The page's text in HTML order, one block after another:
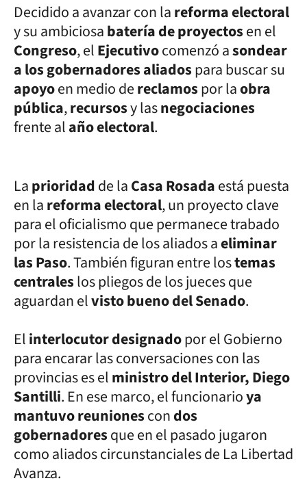
Decidido a avanzar con lareforma electoral
y su ambiciosabatería de proyectosen el
Congreso, elEjecutivocomenzó asondear
a los gobernadores aliadospara buscar su
apoyoen medio dereclamospor laobra
pública,recursosy lasnegociaciones
frente alaño electoral.
Laprioridadde laCasa Rosadaestá puesta
en lareforma electoral, un proyecto clave
para el oficialismo que permanece trabado
por la resistencia de los aliados aeliminar
las Paso. También figuran entre lostemas
centraleslos pliegos de los jueces que
aguardan elvisto bueno del Senado.
Elinterlocutor designadopor el Gobierno
para encarar las conversaciones con las
provincias es elministro del Interior, Diego
Santilli. En ese marco, el funcionarioya
mantuvo reunionescondos
gobernadoresque en el pasado jugaron
como aliados circunstanciales de La Libertad
Avanza.